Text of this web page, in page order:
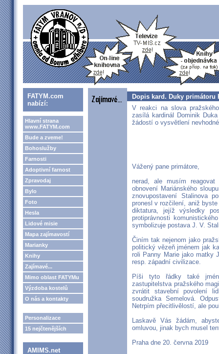
FATYM.com
nabízí:
Hlavní strana
www.FATYM.com
Bude a zveme!
Bohoslužby
Farnosti
Adoptivní farnost
Zpravodaj
Bylo
Foto
Hesla
Lidové misie
Mapa zajímavostí
Marianky
Knihy
Zajímavé...
Mimo oblast FATYMu
Výzdoba kostelů
O nás a kontakty
Personalizace
15 nejčtenějších
AMIMS.net
Dopis kard. Duky
V reakci na slova
zasílá kardinál Dominik
žádostí o vysvětlení
Vážený pane primátore,
nerad, ale musím
obnovení Mariánského
znovupostavení Stalinova
pronesl v rozčilení, aniž
diktatura, jejíž výsledky
protiprávnosti
symbolizuje postava J. V.
Činím tak nejenom jako
politický vězeň jménem jak
roli Panny Marie jako matky
resp. západní civilizace.
Píši tyto řádky také
zastupitelstva pražského
zvrátit stavební povolení
soudružka Semelová.
Netrpím přecitlivělostí, ale
Laskavě Vás žádám,
omluvou, jinak bych musel
Praha dne 20. června 2019